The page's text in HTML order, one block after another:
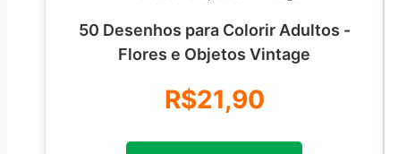
50 Desenhos para Colorir Adultos -
Flores e Objetos Vintage
R$21,90